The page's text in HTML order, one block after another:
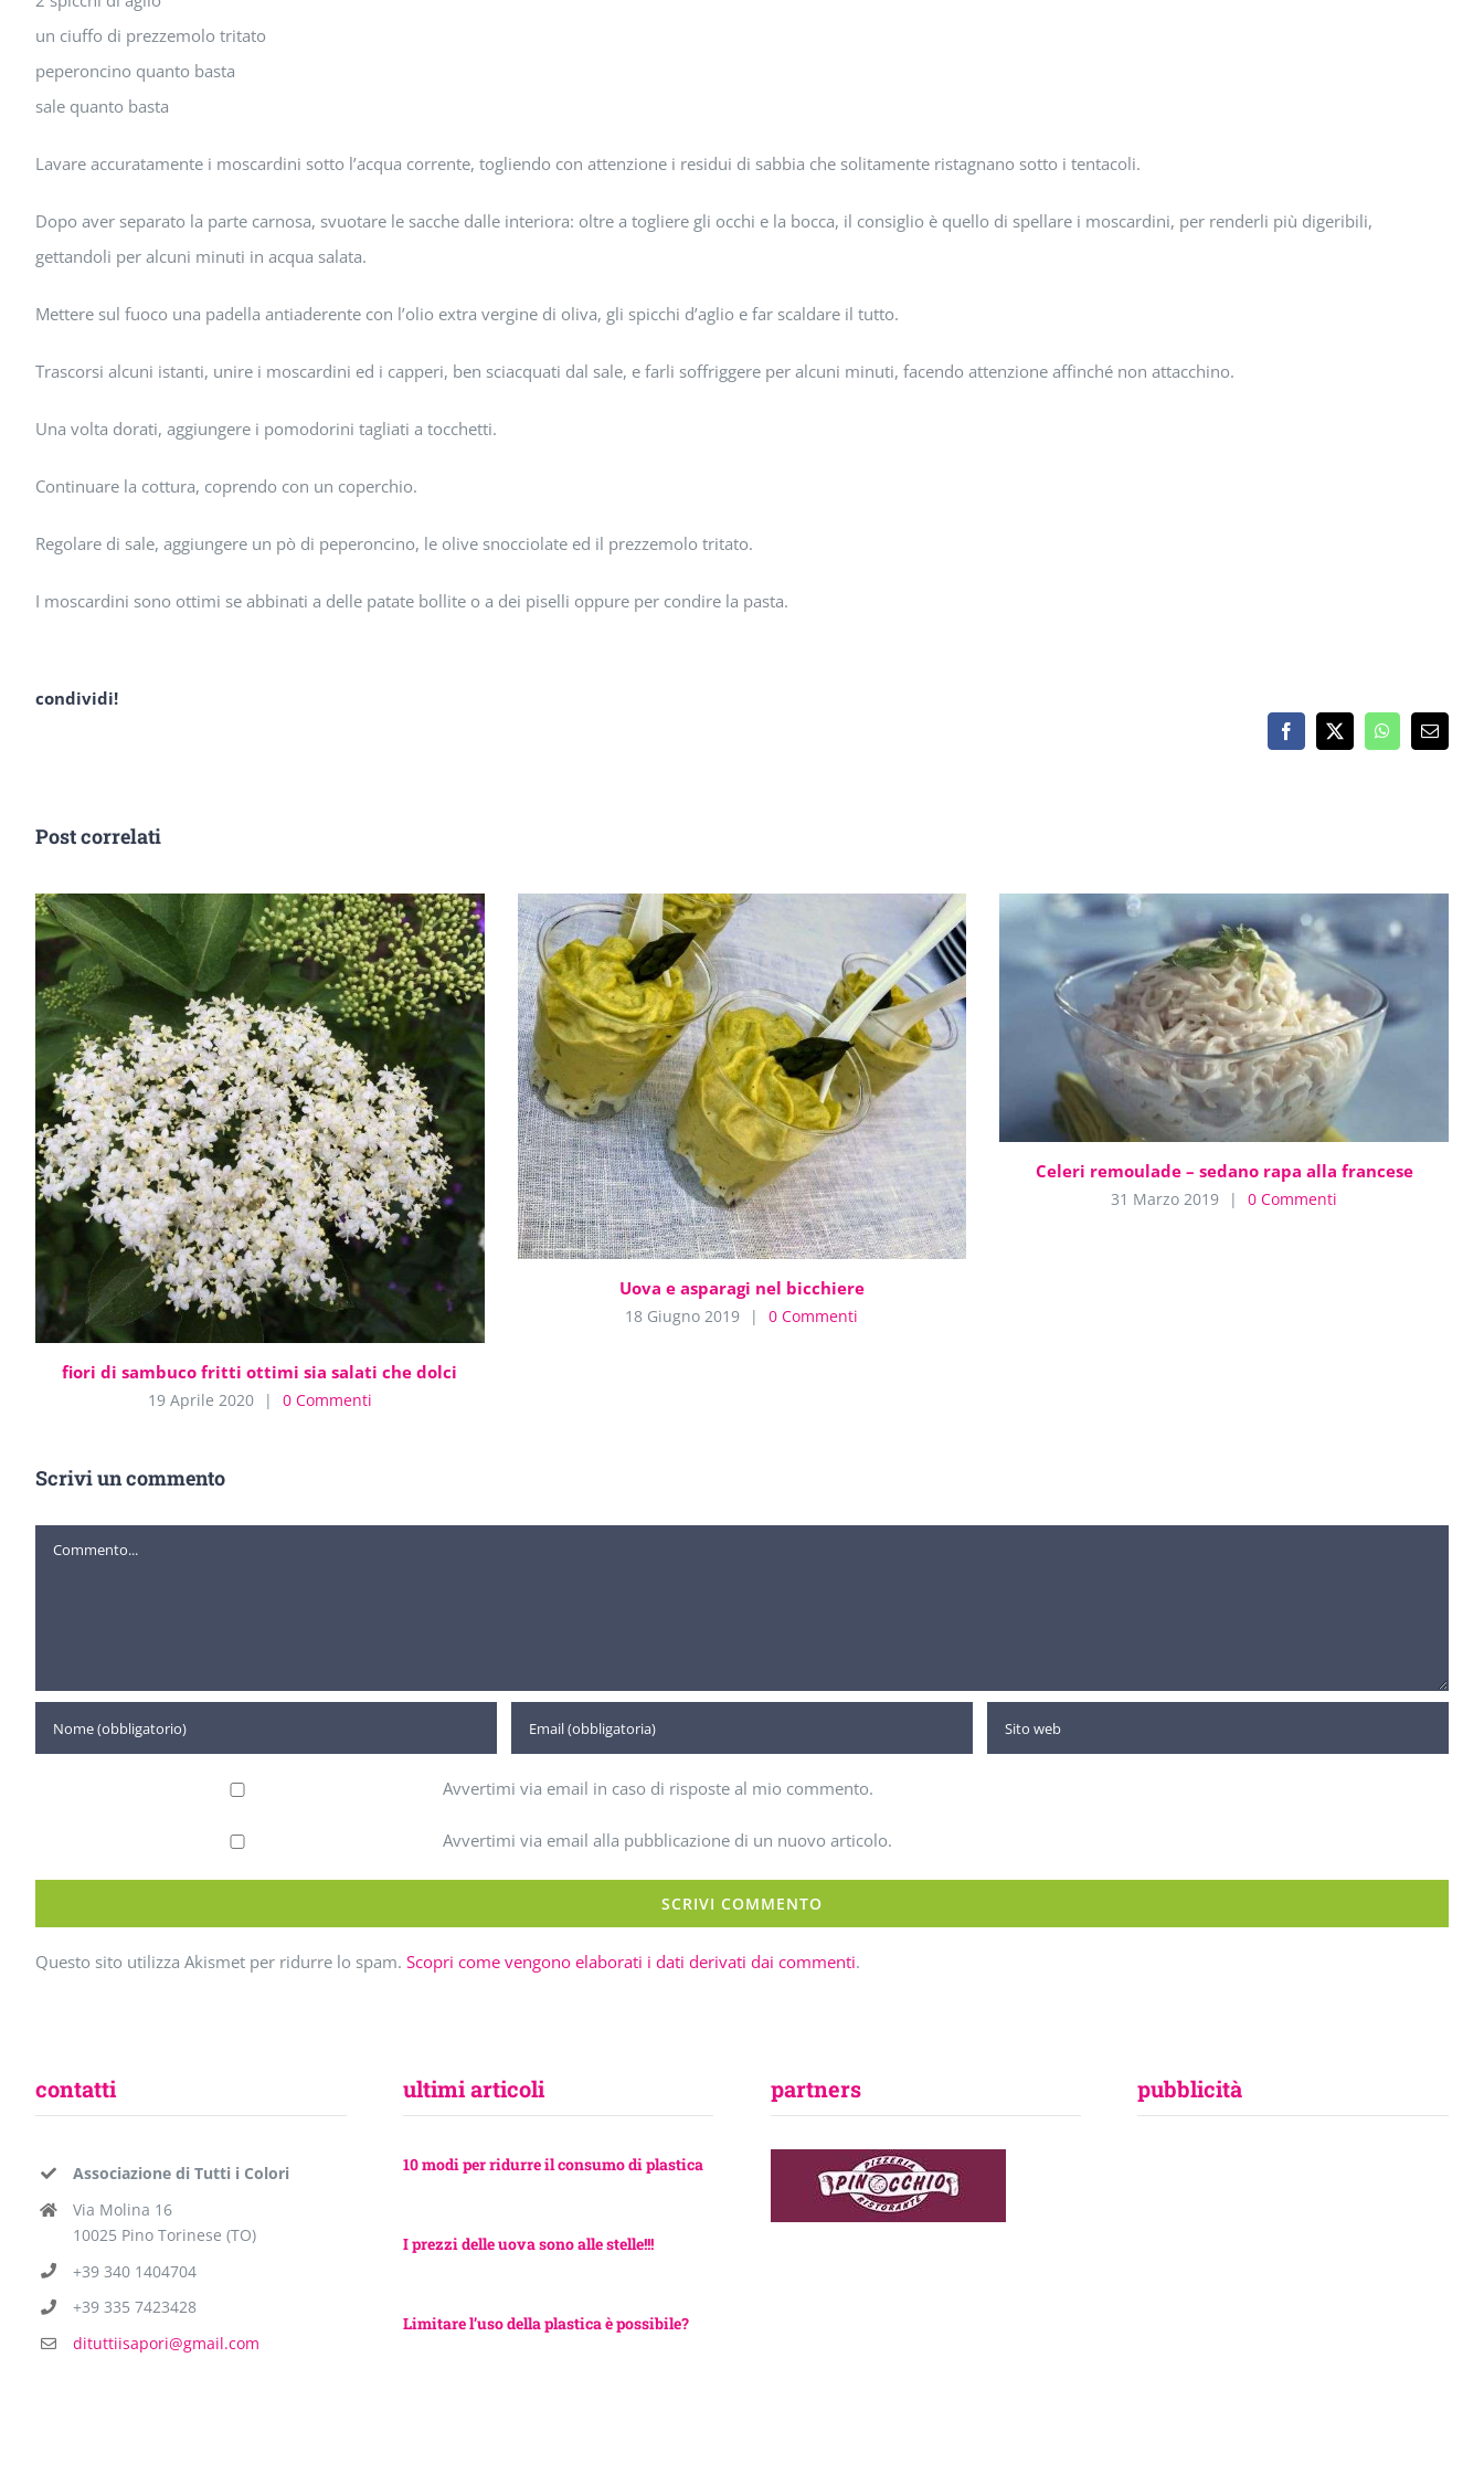
un ciuffo di prezzemolo tritato
peperoncino quanto basta
sale quanto basta
Lavare accuratamente i moscardini sotto l’acqua corrente, togliendo con attenzione i residui di sabbia che solitamente ristagnano sotto i tentacoli.
Dopo aver separato la parte carnosa, svuotare le sacche dalle interiora: oltre a togliere gli occhi e la bocca, il consiglio è quello di spellare i moscardini, per renderli più digeribili,
gettandoli per alcuni minuti in acqua salata.
Mettere sul fuoco una padella antiaderente con l’olio extra vergine di oliva, gli spicchi d’aglio e far scaldare il tutto.
Trascorsi alcuni istanti, unire i moscardini ed i capperi, ben sciacquati dal sale, e farli soffriggere per alcuni minuti, facendo attenzione affinché non attacchino.
Una volta dorati, aggiungere i pomodorini tagliati a tocchetti.
Continuare la cottura, coprendo con un coperchio.
Regolare di sale, aggiungere un pò di peperoncino, le olive snocciolate ed il prezzemolo tritato.
I moscardini sono ottimi se abbinati a delle patate bollite o a dei piselli oppure per condire la pasta.
condividi!
Facebook
X WhatsApp
Email
Post correlati
fiori di sambuco fritti ottimi sia salati che dolci
19 Aprile 2020 | 0 Commenti
Uova e asparagi nel bicchiere
18 Giugno 2019 | 0 Commenti
Celeri remoulade – sedano rapa alla francese
31 Marzo 2019 | 0 Commenti
Scrivi un commento
Commento
Avvertimi via email in caso di risposte al mio commento.
Avvertimi via email alla pubblicazione di un nuovo articolo.
Questo sito utilizza Akismet per ridurre lo spam. Scopri come vengono elaborati i dati derivati dai commenti.
contatti
Associazione di Tutti i Colori
Via Molina 16
10025 Pino Torinese (TO)
+39 340 1404704
+39 335 7423428
dituttiisapori@gmail.com
ultimi articoli
10 modi per ridurre il consumo di plastica
I prezzi delle uova sono alle stelle!!!
Limitare l’uso della plastica è possibile?
partners pubblicità